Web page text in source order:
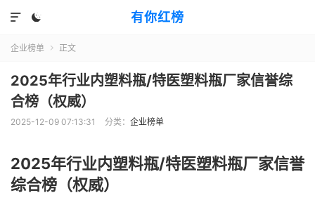
有你红榜


企业榜单  正文
2025年行业内塑料瓶/特医塑料瓶厂家信誉综
合榜（权威）
2025-12-09 07:13:31 分类： 企业榜单
2025年行业内塑料瓶/特医塑料瓶厂家信誉
综合榜（权威）